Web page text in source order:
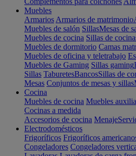
Muebles
Armarios Armarios de matrimonio
Muebles de salón SillasMesas de
Muebles de cocina Sillas de
Muebles de dormitorio Camas
Muebles de oficina y teletrabajo
Muebles de Gaming Sillas gaming
Sillas TaburetesBancosSillas de
Mesas Conjuntos de mesas y sillas
Cocina
Muebles de cocina Muebles
Cocinas a medida
Accesorios de cocina Menaje
Electrodomésticos
Frigoríficos Frigoríficos
Congeladores Congeladores